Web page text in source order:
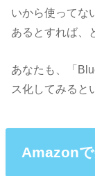
いから使ってな
あるとすれば、
あなたも、「
ス化してみると
Amazon